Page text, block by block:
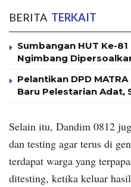
BERITA TERKAIT
Sumbangan HUT Ke-
Ngimbang
Pelantikan DPD
Baru Pelestarian Adat,
Selain itu, Dandim 0812
dan testing agar terus di
terdapat warga yang
ditesting, ketika keluar